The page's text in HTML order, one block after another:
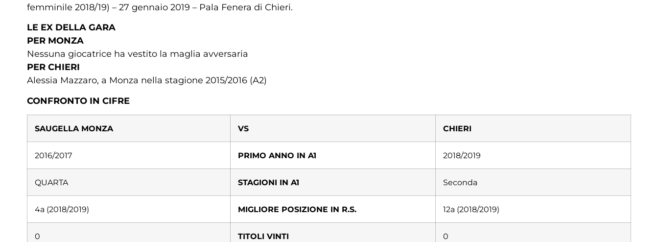
femminile 2018/19) – 27 gennaio 2019 – Pala Fenera di Chieri.
LE EX DELLA GARA
PER MONZA
Nessuna giocatrice ha vestito la maglia avversaria
PER CHIERI
Alessia Mazzaro, a Monza nella stagione 2015/2016 (A2)
CONFRONTO IN CIFRE
SAUGELLA MONZA VS CHIERI
2016/2017 PRIMO ANNO IN A1 2018/2019
QUARTA STAGIONI IN A1 Seconda
4a (2018/2019) MIGLIORE POSIZIONE IN R.S. 12a (2018/2019)
0 TITOLI VINTI 0